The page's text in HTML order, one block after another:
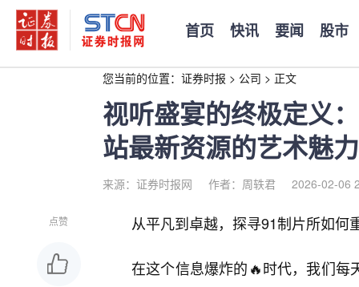
首页 快讯 要闻 股市
您当前的位置： 证券时报 > 公司 > 正文
视听盛宴的终极定义
站最新资源的艺术魅
来源：证券时报网 作者：周轶君 2026-02-06
点赞 从平凡到卓越，探寻91制片所如何
在这个信息爆炸的🔥时代，我们每